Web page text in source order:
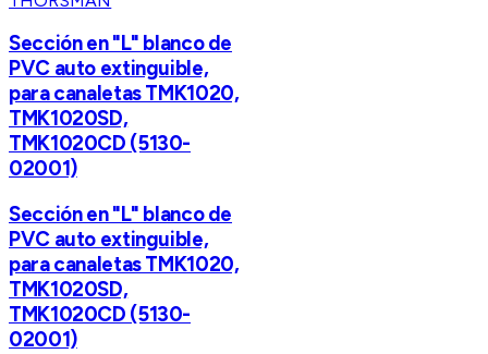
Sección en "L" blanco de
PVC auto extinguible,
para canaletas TMK1020,
TMK1020SD,
TMK1020CD (5130-
02001)
Sección en "L" blanco de
PVC auto extinguible,
para canaletas TMK1020,
TMK1020SD,
TMK1020CD (5130-
02001)